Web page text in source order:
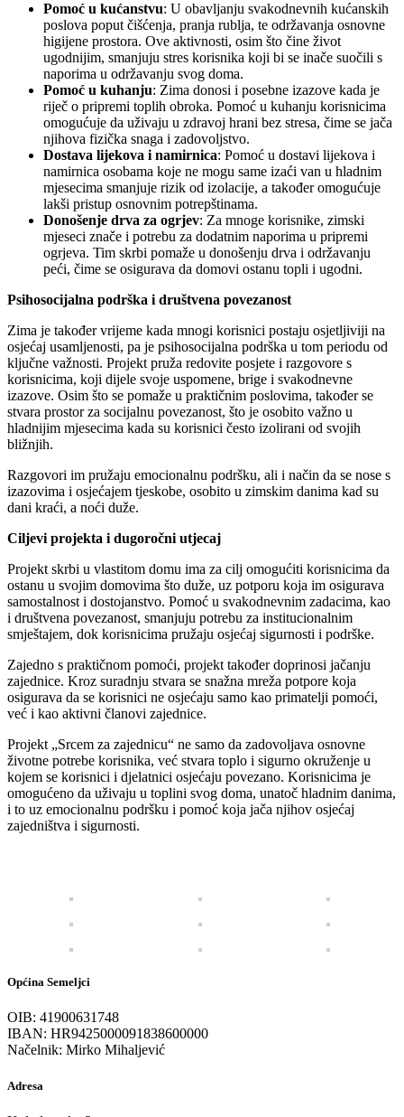
Pomoć u kućanstvu: U obavljanju svakodnevnih kućanskih
poslova poput čišćenja, pranja rublja, te održavanja osnovne
higijene prostora. Ove aktivnosti, osim što čine život
ugodnijim, smanjuju stres korisnika koji bi se inače suočili s
naporima u održavanju svog doma.
Pomoć u kuhanju: Zima donosi i posebne izazove kada je
riječ o pripremi toplih obroka. Pomoć u kuhanju korisnicima
omogućuje da uživaju u zdravoj hrani bez stresa, čime se jača
njihova fizička snaga i zadovoljstvo.
Dostava lijekova i namirnica: Pomoć u dostavi lijekova i
namirnica osobama koje ne mogu same izaći van u hladnim
mjesecima smanjuje rizik od izolacije, a također omogućuje
lakši pristup osnovnim potrepštinama.
Donošenje drva za ogrjev: Za mnoge korisnike, zimski
mjeseci znače i potrebu za dodatnim naporima u pripremi
ogrjeva. Tim skrbi pomaže u donošenju drva i održavanju
peći, čime se osigurava da domovi ostanu topli i ugodni.
Psihosocijalna podrška i društvena povezanost
Zima je također vrijeme kada mnogi korisnici postaju osjetljiviji na
osjećaj usamljenosti, pa je psihosocijalna podrška u tom periodu od
ključne važnosti. Projekt pruža redovite posjete i razgovore s
korisnicima, koji dijele svoje uspomene, brige i svakodnevne
izazove. Osim što se pomaže u praktičnim poslovima, također se
stvara prostor za socijalnu povezanost, što je osobito važno u
hladnijim mjesecima kada su korisnici često izolirani od svojih
bližnjih.
Razgovori im pružaju emocionalnu podršku, ali i način da se nose s
izazovima i osjećajem tjeskobe, osobito u zimskim danima kad su
dani kraći, a noći duže.
Ciljevi projekta i dugoročni utjecaj
Projekt skrbi u vlastitom domu ima za cilj omogućiti korisnicima da
ostanu u svojim domovima što duže, uz potporu koja im osigurava
samostalnost i dostojanstvo. Pomoć u svakodnevnim zadacima, kao
i društvena povezanost, smanjuju potrebu za institucionalnim
smještajem, dok korisnicima pružaju osjećaj sigurnosti i podrške.
Zajedno s praktičnom pomoći, projekt također doprinosi jačanju
zajednice. Kroz suradnju stvara se snažna mreža potpore koja
osigurava da se korisnici ne osjećaju samo kao primatelji pomoći,
već i kao aktivni članovi zajednice.
Projekt „Srcem za zajednicu“ ne samo da zadovoljava osnovne
životne potrebe korisnika, već stvara toplo i sigurno okruženje u
kojem se korisnici i djelatnici osjećaju povezano. Korisnicima je
omogućeno da uživaju u toplini svog doma, unatoč hladnim danima,
i to uz emocionalnu podršku i pomoć koja jača njihov osjećaj
zajedništva i sigurnosti.
Općina Semeljci
OIB: 41900631748
IBAN: HR9425000091838600000
Načelnik: Mirko Mihaljević
Adresa